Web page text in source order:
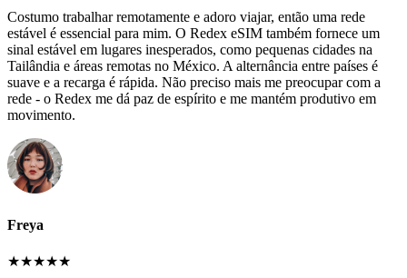
Costumo trabalhar remotamente e adoro viajar, então uma rede
estável é essencial para mim. O Redex eSIM também fornece um
sinal estável em lugares inesperados, como pequenas cidades na
Tailândia e áreas remotas no México. A alternância entre países é
suave e a recarga é rápida. Não preciso mais me preocupar com a
rede - o Redex me dá paz de espírito e me mantém produtivo em
movimento.
Freya
★★★★★